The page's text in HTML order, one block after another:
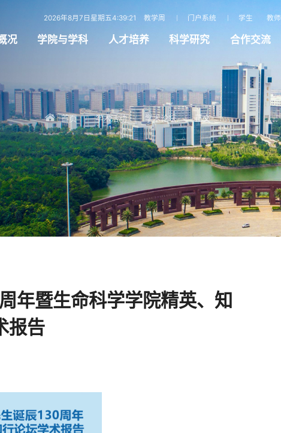
2026年8月7日星期五4:39:22 教学周 门户系统 学生 教师
况 学院与学科 人才培养 科学研究 合作交流
首页 / 学术活动 / 学术论坛 / 正文
年暨生命科学学院精英、知
报告